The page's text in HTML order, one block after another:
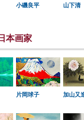
小磯良平 山下清
本画家
片岡球子 加山又